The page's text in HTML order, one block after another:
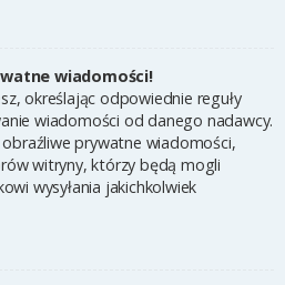
wiadomości!
określając odpowiednie reguły
wiadomości od danego nadawcy.
prywatne wiadomości,
witryny, którzy będą mogli
wysyłania jakichkolwiek